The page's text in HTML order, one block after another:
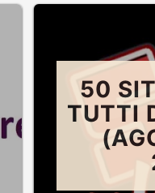
50
TUTTI